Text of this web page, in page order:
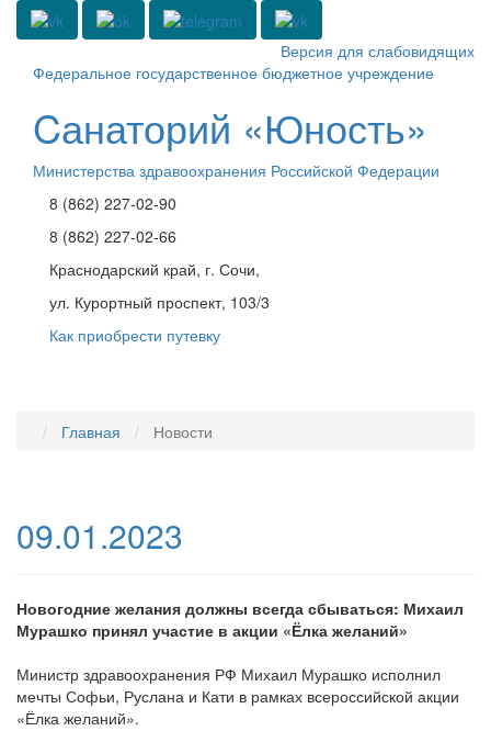
Версия для слабовидящих
Федеральное государственное бюджетное учреждение
Cанаторий «Юность»
Министерства здравоохранения Российской Федерации
8 (862) 227-02-90
8 (862) 227-02-66
Краснодарский край, г. Сочи,
ул. Курортный проспект, 103/3
Как приобрести путевку
Главная
Новости
09.01.2023
Новогодние желания должны всегда сбываться: Михаил
Мурашко принял участие в акции «Ёлка желаний»
Министр здравоохранения РФ Михаил Мурашко исполнил
мечты Софьи, Руслана и Кати в рамках всероссийской акции
«Ёлка желаний».